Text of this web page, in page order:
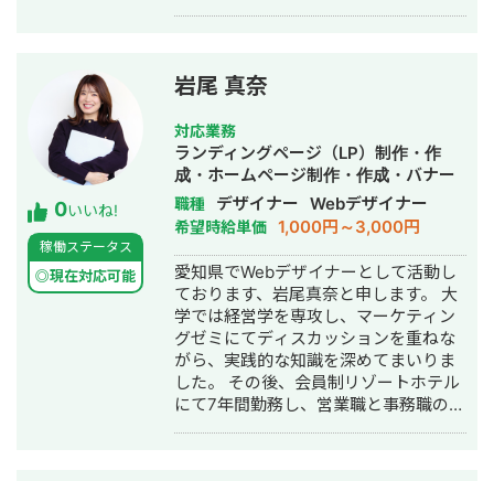
0いいね!
稼働ステータス
◎現在対応可能
岩尾 真奈
対応業務
ランディングページ（LP）制作・作
成・ホームページ制作・作成・バナー
制作・デザイン・ロゴデザイン・作成
職種 デザイナー Webデザイナー
希望時給単価 1,000円～3,000円
愛知県でWebデザイナーとして活動し
ております、岩尾真奈と申します。 大
学では経営学を専攻し、マーケティン
グゼミにてディスカッションを重ねな
がら、実践的な知識を深めてまいりま
した。 その後、会員制リゾートホテル
にて7年間勤務し、営業職と事務職の両